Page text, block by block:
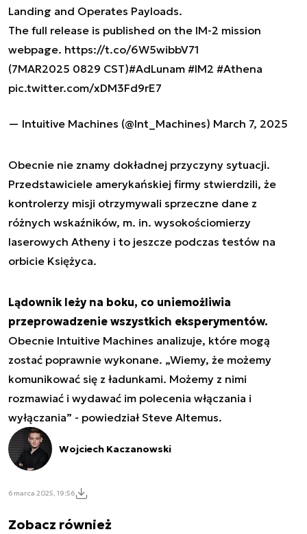
Landing and Operates Payloads.
The full release is published on the IM-2 mission
webpage. https://t.co/6W5wibbV71
(7MAR2025 0829 CST)#AdLunam #IM2 #Athena
pic.twitter.com/xDM3Fd9rE7
— Intuitive Machines (@Int_Machines) March 7, 2025
Obecnie nie znamy dokładnej przyczyny sytuacji.
Przedstawiciele amerykańskiej firmy stwierdzili, że
kontrolerzy misji otrzymywali sprzeczne dane z
różnych wskaźników, m. in. wysokościomierzy
laserowych Atheny i to jeszcze podczas testów na
orbicie Księżyca.
Lądownik leży na boku, co uniemożliwia
przeprowadzenie wszystkich eksperymentów.
Obecnie Intuitive Machines analizuje, które mogą
zostać poprawnie wykonane. „Wiemy, że możemy
komunikować się z ładunkami. Możemy z nimi
rozmawiać i wydawać im polecenia włączania i
wyłączania” - powiedział Steve Altemus.
Wojciech Kaczanowski
6 marca 2025, 19:56
Zobacz również